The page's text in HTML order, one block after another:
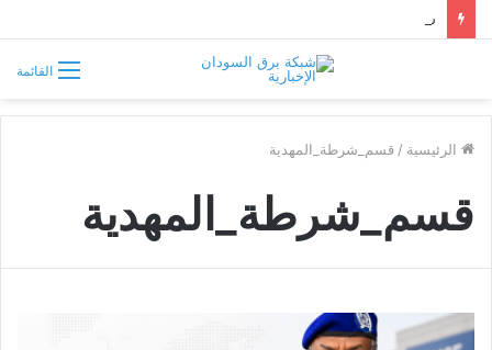
القائمة
الرئيسية / قسم_شرطة_المهدية
قسم_شرطة_المهدية